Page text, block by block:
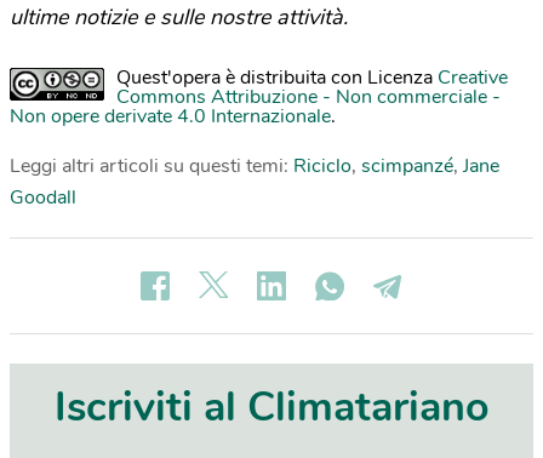
ultime notizie e sulle nostre attività.
Quest'opera è distribuita con Licenza Creative
Commons Attribuzione - Non commerciale -
Non opere derivate 4.0 Internazionale.
Leggi altri articoli su questi temi: Riciclo, scimpanzé, Jane
Goodall
Iscriviti al Climatariano